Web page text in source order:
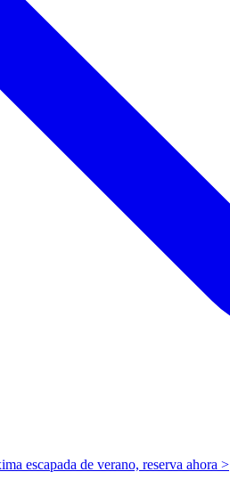
escapada de verano, reserva ahora >